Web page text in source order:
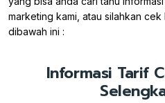
marketing kami, atau silahkan
dibawah ini :
Informasi Tarif